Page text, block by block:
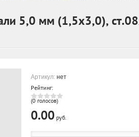
5,0 мм (1,5х3,0),
Артикул: нет
Рейтинг:
(0 голосов)
0.00 руб.